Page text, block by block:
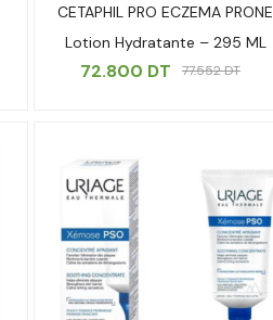
CETAPHIL PRO ECZEMA PRONE
Lotion Hydratante – 295 ML
77.552DT
72.800 DT